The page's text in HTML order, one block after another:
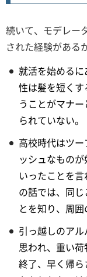
続いて、モデレー
された経験がある
就活を始める
性は髪を短く
うことがマナ
られていない。
高校時代はツ
ッシュなもの
いったことを
の話では、同
とを知り、周
引っ越しのア
思われ、重い
終了、早く帰